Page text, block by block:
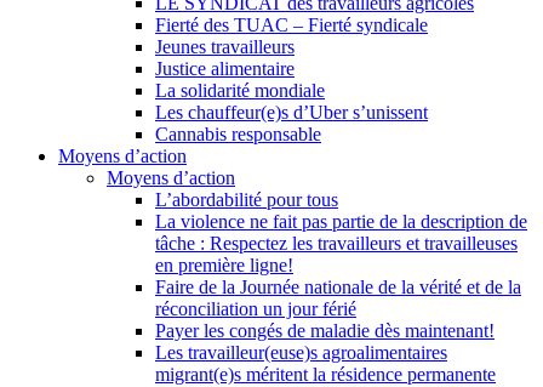
Fierté des TUAC – Fierté syndicale
Jeunes travailleurs
Justice alimentaire
La solidarité mondiale
Les chauffeur(e)s d’Uber s’unissent
Cannabis responsable
Moyens d’action
Moyens d’action
L’abordabilité pour tous
La violence ne fait pas partie de la description de
tâche : Respectez les travailleurs et travailleuses
en première ligne!
Faire de la Journée nationale de la vérité et de la
réconciliation un jour férié
Payer les congés de maladie dès maintenant!
Les travailleur(euse)s agroalimentaires
migrant(e)s méritent la résidence permanente